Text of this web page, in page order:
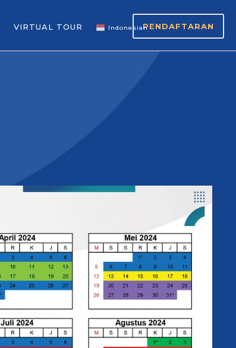
VIRTUAL TOUR Indonesian ▼
PENDAFTARAN